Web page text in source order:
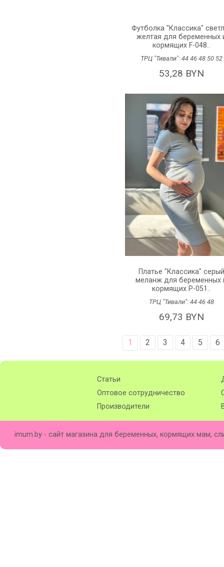
Футболка "Классика"
желтая для беременных
кормящих F-048..
ТРЦ "Тивали": 44 46 48 50 52
53,28 BYN
Платье "Классика" серый
меланж для беременных
кормящих P-051..
ТРЦ "Тивали": 44 46 48
69,73 BYN
1 2 3 4 5 6
Статьи
Оптовое сотрудничество
Производители
imum.by - сайт магазина для беременных, кормящих мам,